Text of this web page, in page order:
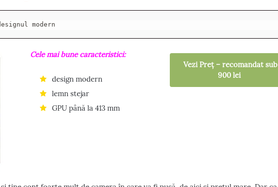
modern
Cele mai bune caracteristici:
design modern
lemn stejar
GPU până la 413 mm
Vezi Preț – recomandat sub
900 lei